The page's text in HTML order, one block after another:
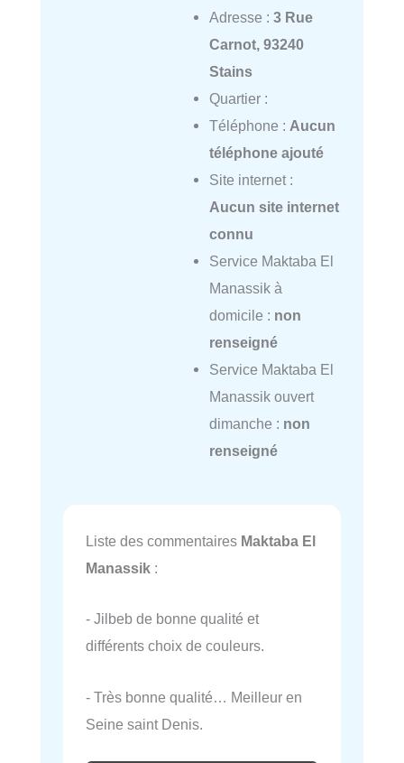
Adresse : 3 Rue
Carnot, 93240
Stains
Quartier :
Téléphone : Aucun
téléphone ajouté
Site internet :
Aucun site internet
connu
Service Maktaba El
Manassik à
domicile : non
renseigné
Service Maktaba El
Manassik ouvert
dimanche : non
renseigné
Liste des commentaires Maktaba El
Manassik :
- Jilbeb de bonne qualité et
différents choix de couleurs.
- Très bonne qualité… Meilleur en
Seine saint Denis.